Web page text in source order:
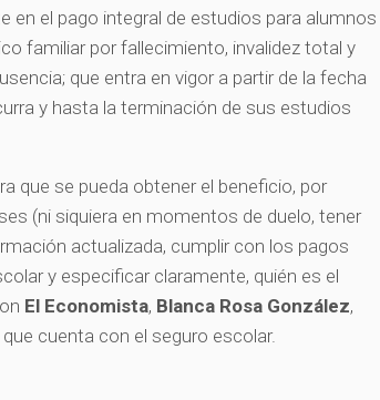
en el pago integral de estudios para alumnos
familiar por fallecimiento, invalidez total y
que entra en vigor a partir de la fecha
y hasta la terminación de sus estudios
que se pueda obtener el beneficio, por
(ni siquiera en momentos de duelo, tener
actualizada, cumplir con los pagos
y especificar claramente, quién es el
El Economista, Blanca Rosa González,
cuenta con el seguro escolar.